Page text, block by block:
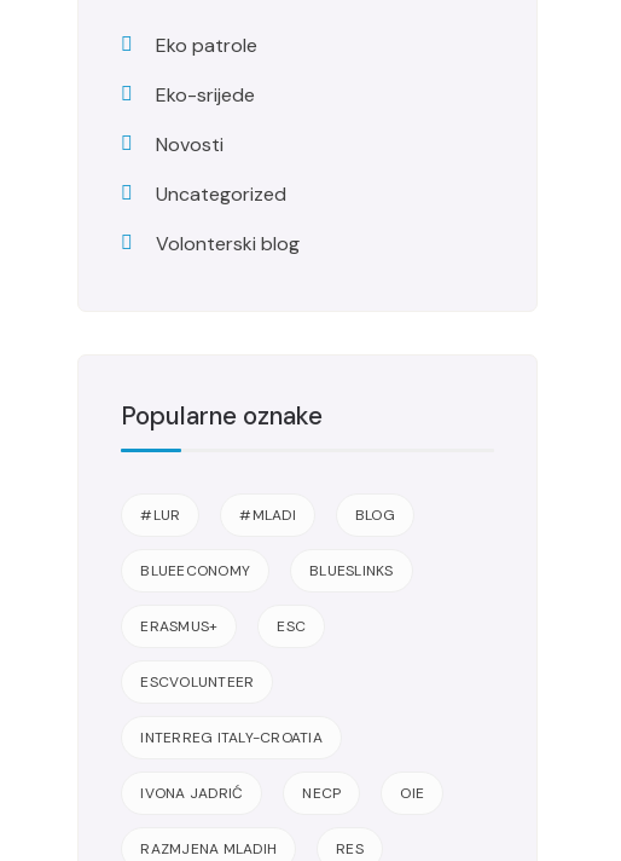
Eko patrole
Eko-srijede
Novosti
Uncategorized
Volonterski blog
Popularne oznake
#LUR #MLADI BLOG
BLUEECONOMY BLUESLINKS
ERASMUS+ ESC
ESCVOLUNTEER
INTERREG ITALY-CROATIA
IVONA JADRIĆ NECP OIE
RAZMJENA MLADIH RES